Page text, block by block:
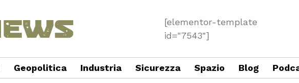
[elementor-template
id="7543"]
Geopolitica Industria Sicurezza Spazio Blog